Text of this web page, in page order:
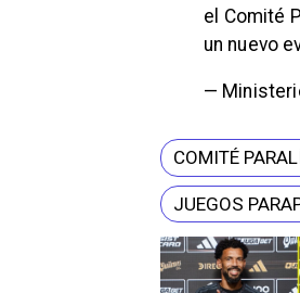
el Comité
un nuevo
—
COMITÉ
JUEGOS